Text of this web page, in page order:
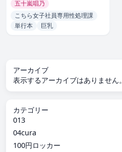
五十嵐唱乃
こちら女子社員専用性処理課
単行本
巨乳
アーカイブ
表示するアーカイブはありません。
カテゴリー
013
04cura
100円ロッカー